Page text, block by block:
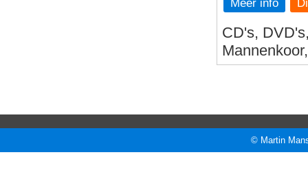
Meer info
CD's,
© Martin